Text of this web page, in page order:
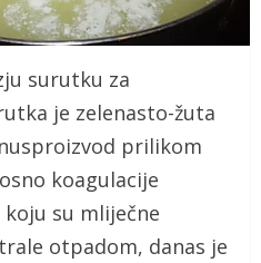
surutku za
je zelenasto-žuta
prilikom
koagulacije
koju su mliječne
otpadom, danas je